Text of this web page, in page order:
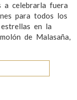
a celebrarla fuera
para todos los
en la
de Malasaña,